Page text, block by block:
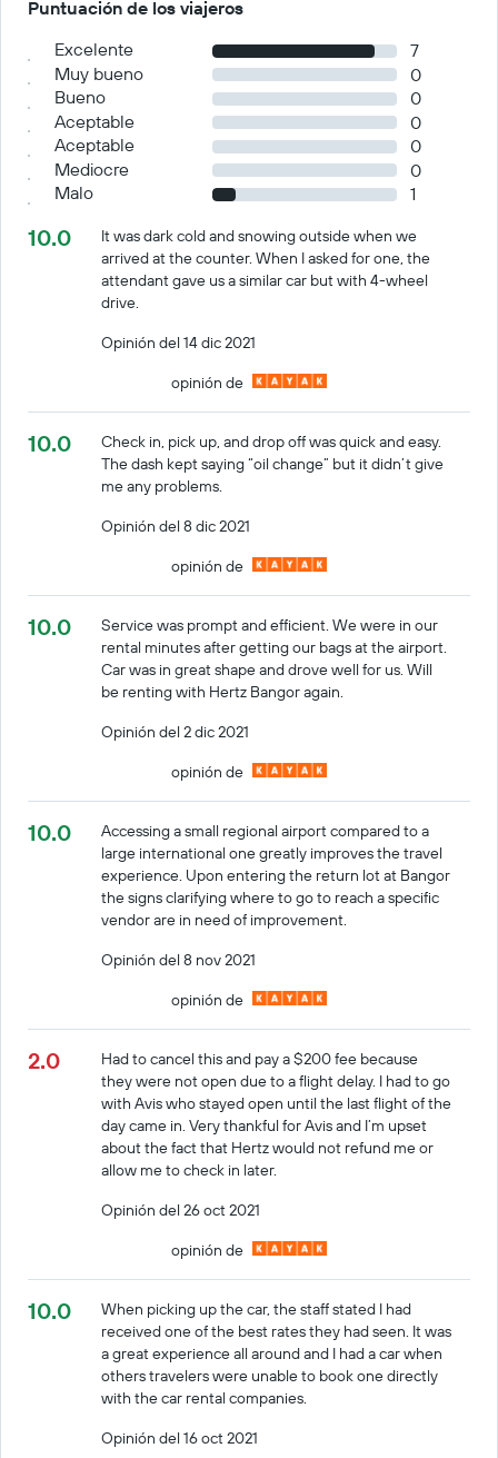
Puntuación de los viajeros
Excelente
7
Muy bueno
0
Bueno
0
Aceptable
0
Aceptable
0
Mediocre
0
Malo
1
10.0
It was dark cold and snowing outside when we
arrived at the counter. When I asked for one, the
attendant gave us a similar car but with 4-wheel
drive.
Opinión del 14 dic 2021
opinión de
10.0
Check in, pick up, and drop off was quick and easy.
The dash kept saying “oil change” but it didn’t give
me any problems.
Opinión del 8 dic 2021
opinión de
10.0
Service was prompt and efficient. We were in our
rental minutes after getting our bags at the airport.
Car was in great shape and drove well for us. Will
be renting with Hertz Bangor again.
Opinión del 2 dic 2021
opinión de
10.0
Accessing a small regional airport compared to a
large international one greatly improves the travel
experience. Upon entering the return lot at Bangor
the signs clarifying where to go to reach a specific
vendor are in need of improvement.
Opinión del 8 nov 2021
opinión de
2.0
Had to cancel this and pay a $200 fee because
they were not open due to a flight delay. I had to go
with Avis who stayed open until the last flight of the
day came in. Very thankful for Avis and I’m upset
about the fact that Hertz would not refund me or
allow me to check in later.
Opinión del 26 oct 2021
opinión de
10.0
When picking up the car, the staff stated I had
received one of the best rates they had seen. It was
a great experience all around and I had a car when
others travelers were unable to book one directly
with the car rental companies.
Opinión del 16 oct 2021